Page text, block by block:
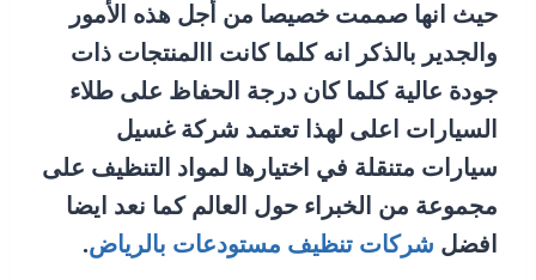
حيث انها صممت خصيصا من أجل هذه الأمور
والجدير بالذكر انه كلما كانت االمنتجات ذات
جودة عالية كلما كان درجة الحفاظ على طلاء
السيارات اعلى لهذا تعتمد شركة غسيل
سيارات متنقلة في اختيارها لمواد التنظيف على
مجموعة من الخبراء حول العالم كما نعد ايضا
افضل شركات تنظيف مستودعات بالرياض.